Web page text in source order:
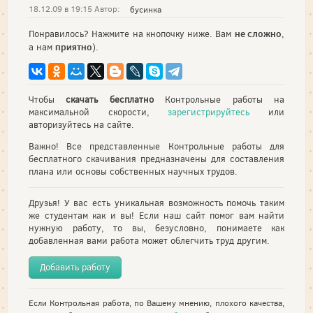
18.12.09 в 19:15 Автор: бусинка
Понравилось? Нажмите на кнопочку ниже. Вам не сложно,
а нам приятно).
Чтобыскачать бесплатноКонтрольные работы на
максимальной скорости,зарегистрируйтесь или
авторизуйтесь на сайте.
Важно! Все представленные Контрольные работы для
бесплатного скачивания предназначены для составления
плана или основы собственных научных трудов.
Друзья! У вас есть уникальная возможность помочь таким
же студентам как и вы! Если наш сайт помог вам найти
нужную работу, то вы, безусловно, понимаете как
добавленная вами работа может облегчить труд другим.
Добавить работу
Если Контрольная работа, по Вашему мнению, плохого качества,